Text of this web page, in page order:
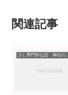
関連記事
少し専門的な話 神伝の法についてのＱ＆Ａ